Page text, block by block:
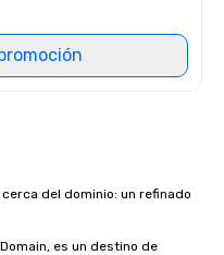
del dominio: un refinado
es un destino de